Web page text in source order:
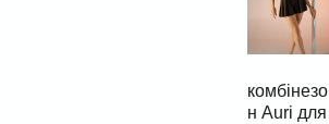
комбінезо
н Auri для